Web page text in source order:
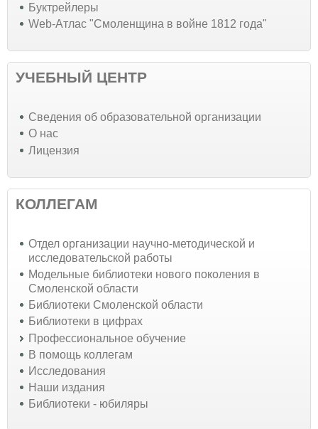
Буктрейлеры
Web-Атлас "Смоленщина в войне 1812 года"
УЧЕБНЫЙ ЦЕНТР
Cведения об образовательной организации
О нас
Лицензия
КОЛЛЕГАМ
Отдел организации научно-методической и
исследовательской работы
Модельные библиотеки нового поколения в
Смоленской области
Библиотеки Смоленской области
Библиотеки в цифрах
Профессиональное обучение
В помощь коллегам
Исследования
Наши издания
Библиотеки - юбиляры